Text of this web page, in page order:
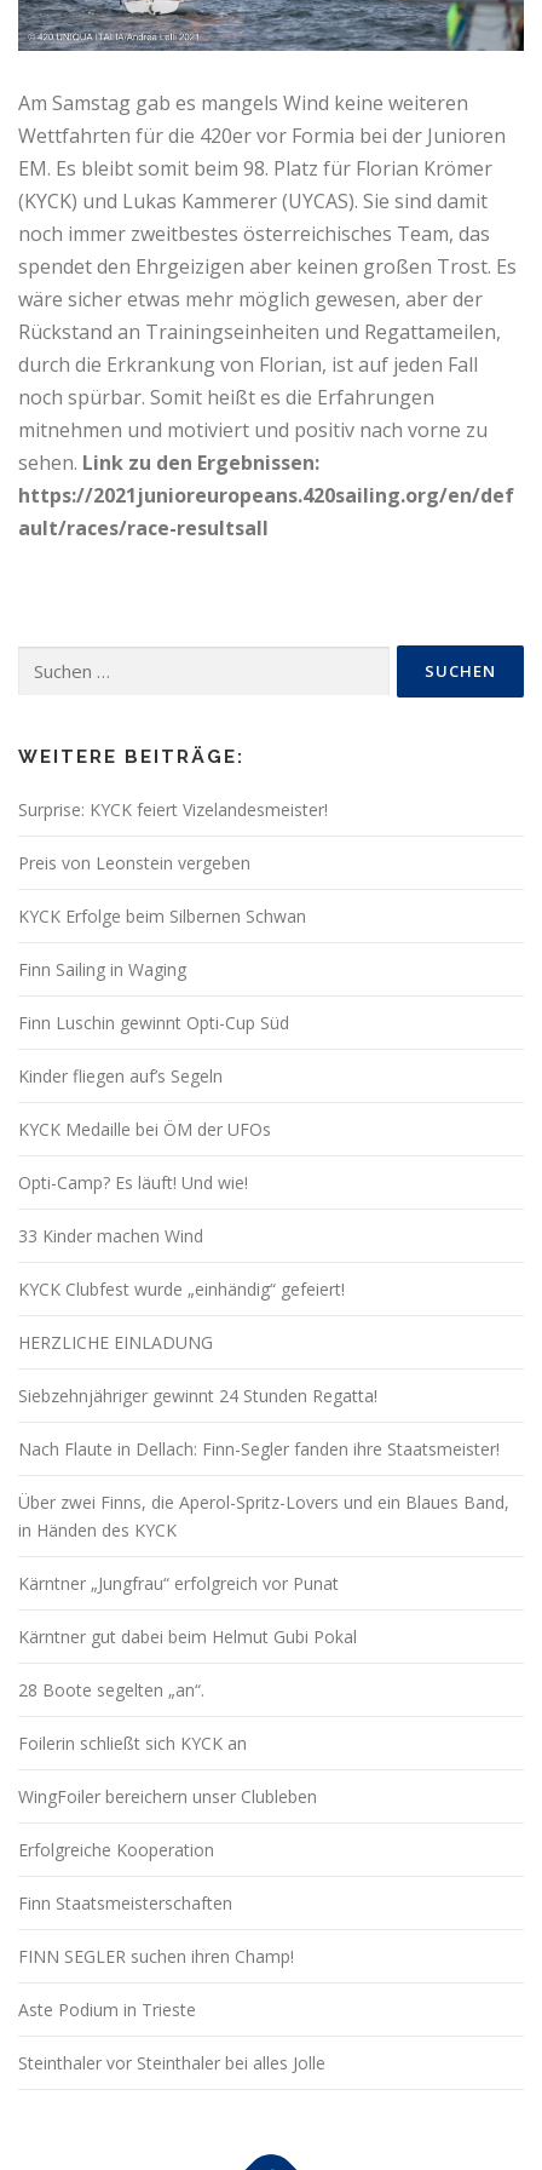
Am Samstag gab es mangels Wind keine weiteren
Wettfahrten für die 420er vor Formia bei der Junioren
EM. Es bleibt somit beim 98. Platz für Florian Krömer
(KYCK) und Lukas Kammerer (UYCAS). Sie sind damit
noch immer zweitbestes österreichisches Team, das
spendet den Ehrgeizigen aber keinen großen Trost. Es
wäre sicher etwas mehr möglich gewesen, aber der
Rückstand an Trainingseinheiten und Regattameilen,
durch die Erkrankung von Florian, ist auf jeden Fall
noch spürbar. Somit heißt es die Erfahrungen
mitnehmen und motiviert und positiv nach vorne zu
sehen. Link zu den Ergebnissen:
https://2021junioreuropeans.420sailing.org/en/def
ault/races/race-resultsall
nach:
WEITERE BEITRÄGE:
Surprise: KYCK feiert Vizelandesmeister!
Preis von Leonstein vergeben
KYCK Erfolge beim Silbernen Schwan
Finn Sailing in Waging
Finn Luschin gewinnt Opti-Cup Süd
Kinder fliegen auf’s Segeln
KYCK Medaille bei ÖM der UFOs
Opti-Camp? Es läuft! Und wie!
33 Kinder machen Wind
KYCK Clubfest wurde „einhändig“ gefeiert!
HERZLICHE EINLADUNG
Siebzehnjähriger gewinnt 24 Stunden Regatta!
Nach Flaute in Dellach: Finn-Segler fanden ihre Staatsmeister!
Über zwei Finns, die Aperol-Spritz-Lovers und ein Blaues Band,
in Händen des KYCK
Kärntner „Jungfrau“ erfolgreich vor Punat
Kärntner gut dabei beim Helmut Gubi Pokal
28 Boote segelten „an“.
Foilerin schließt sich KYCK an
WingFoiler bereichern unser Clubleben
Erfolgreiche Kooperation
Finn Staatsmeisterschaften
FINN SEGLER suchen ihren Champ!
Aste Podium in Trieste
Steinthaler vor Steinthaler bei alles Jolle